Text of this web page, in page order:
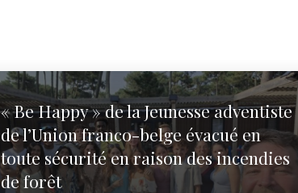
« Be Happy » de la Jeunesse adventiste
de l’Union franco-belge évacué en
toute sécurité en raison des incendies
de forêt